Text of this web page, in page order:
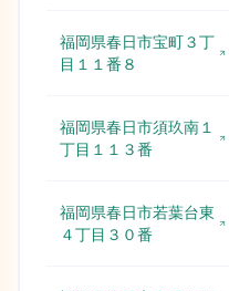
福岡県春日市宝町３丁
目１１番８
福岡県春日市須玖南１
丁目１１３番
福岡県春日市若葉台東
４丁目３０番